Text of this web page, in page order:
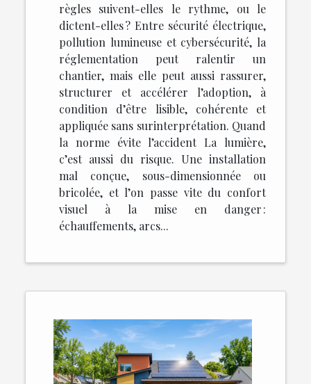
règles suivent-elles le rythme, ou le
dictent-elles ? Entre sécurité électrique,
pollution lumineuse et cybersécurité, la
réglementation peut ralentir un
chantier, mais elle peut aussi rassurer,
structurer et accélérer l’adoption, à
condition d’être lisible, cohérente et
appliquée sans surinterprétation. Quand
la norme évite l’accident La lumière,
c’est aussi du risque. Une installation
mal conçue, sous-dimensionnée ou
bricolée, et l’on passe vite du confort
visuel à la mise en danger :
échauffements, arcs...